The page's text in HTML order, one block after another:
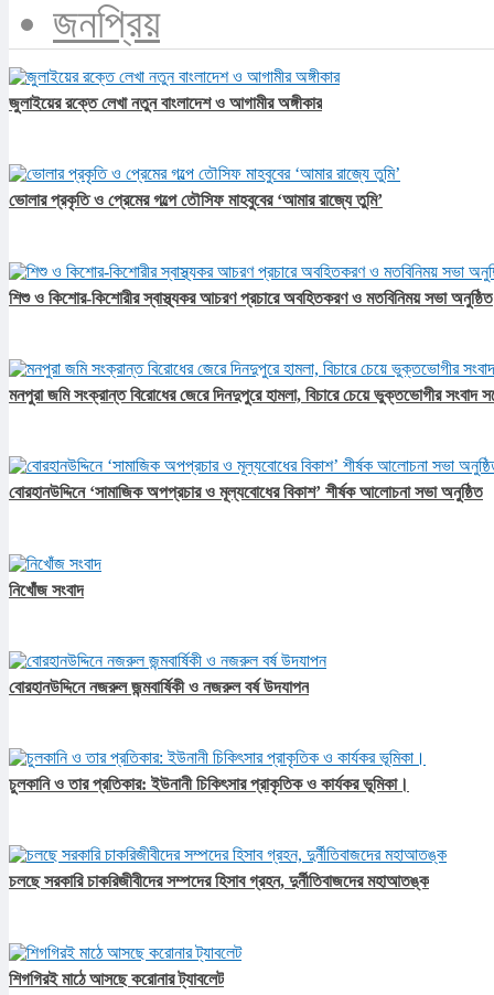
জনপ্রিয়
জুলাইয়ের রক্তে লেখা নতুন বাংলাদেশ ও আগামীর অঙ্গীকার​
ভোলার প্রকৃতি ও প্রেমের গল্পে তৌসিফ মাহবুবের ‘আমার রাজ্যে তুমি’
শিশু ও কিশোর-কিশোরীর স্বাস্থ্যকর আচরণ প্রচারে অবহিতকরণ ও মতবিনিময় সভা অনুষ্ঠিত
মনপুরা জমি সংক্রান্ত বিরোধের জেরে দিনদুপুরে হামলা, বিচারে চেয়ে ভুক্তভোগীর সংবাদ
বোরহানউদ্দিনে ‘সামাজিক অপপ্রচার ও মূল্যবোধের বিকাশ’ শীর্ষক আলোচনা সভা অনুষ্ঠিত
নিখোঁজ সংবাদ
বোরহানউদ্দিনে নজরুল জন্মবার্ষিকী ও নজরুল বর্ষ উদযাপন
চুলকানি ও তার প্রতিকার: ইউনানী চিকিৎসার প্রাকৃতিক ও কার্যকর ভূমিকা।
চলছে সরকারি চাকরিজীবীদের সম্পদের হিসাব গ্রহন, দুর্নীতিবাজদের মহাআতঙ্ক
শিগগিরই মাঠে আসছে করোনার ট্যাবলেট